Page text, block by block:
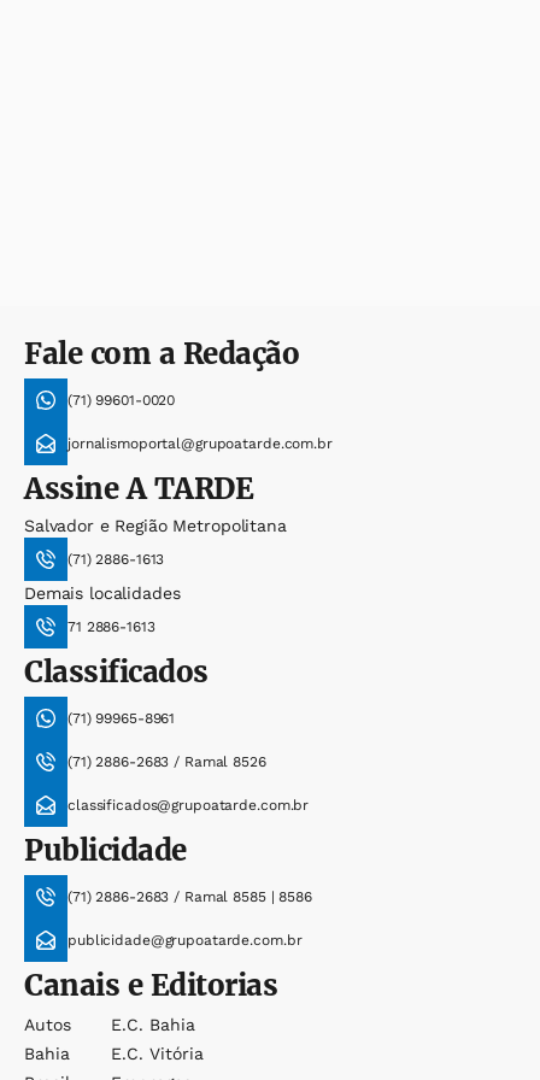
Fale com a Redação
(71) 99601-0020
jornalismoportal@grupoatarde.com.br
AssineA TARDE
Salvador e Região Metropolitana
(71) 2886-1613
Demais localidades
71 2886-1613
Classificados
(71) 99965-8961
(71) 2886-2683 / Ramal 8526
classificados@grupoatarde.com.br
Publicidade
(71) 2886-2683 / Ramal 8585 | 8586
publicidade@grupoatarde.com.br
Canais e Editorias
Autos
Bahia
E.c. Bahia
E.c. Vitória